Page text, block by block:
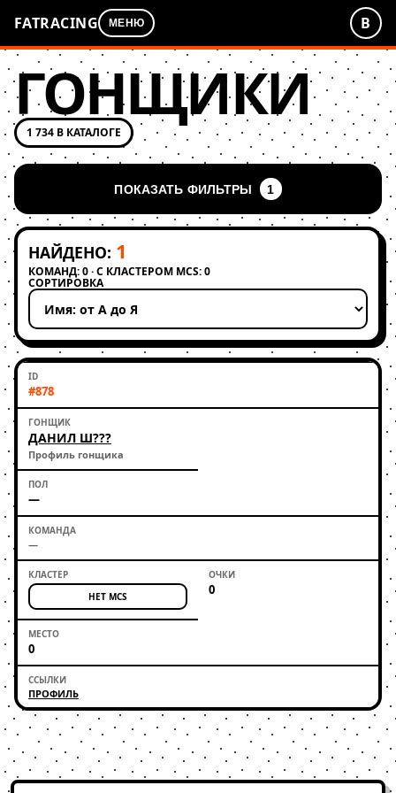
FATRACING МЕНЮ В
ГОНЩИКИ
1 734 В КАТАЛОГЕ
ПОКАЗАТЬ ФИЛЬТРЫ 1
НАЙДЕНО: 1
КОМАНД: 0 · С КЛАСТЕРОМ MCS: 0
СОРТИРОВКА
Применить сортировку
#878
ДАНИЛ Ш???
Профиль гонщика
—
—
НЕТ MCS 0
0
ПРОФИЛЬ